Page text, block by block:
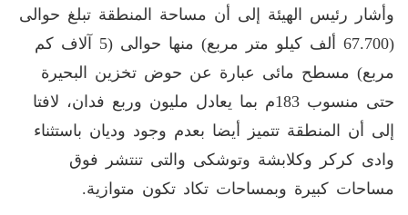
وأشار رئيس الهيئة إلى أن مساحة المنطقة تبلغ حوالى
(67.700 ألف كيلو متر مربع) منها حوالى (5 آلاف كم
مربع) مسطح مائى عبارة عن حوض تخزين البحيرة
حتى منسوب 183م بما يعادل مليون وربع فدان، لافتا
إلى أن المنطقة تتميز أيضا بعدم وجود وديان باستثناء
وادى كركر وكلابشة وتوشكى والتى تنتشر فوق
مساحات كبيرة وبمساحات تكاد تكون متوازية.